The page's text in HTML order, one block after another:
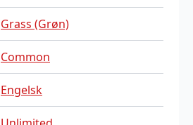
Grass (Grøn)
Common
Engelsk